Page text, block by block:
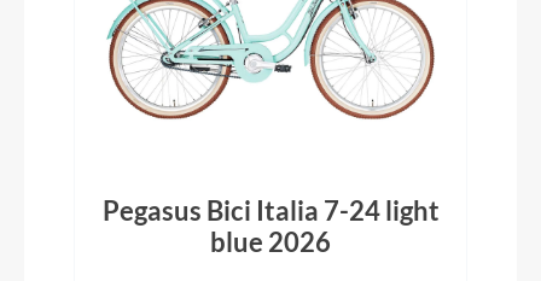
Pegasus Bici Italia 7-24 light
blue 2026